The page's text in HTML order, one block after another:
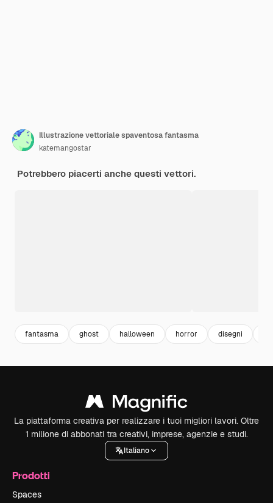
Illustrazione vettoriale spaventosa fantasma
katemangostar
Potrebbero piacerti anche questi vettori.
fantasma ghost halloween horror disegni
La piattaforma creativa per realizzare i tuoi migliori lavori. Oltre
1 milione di abbonati tra creativi, imprese, agenzie e studi.
Italiano
Prodotti
Spaces